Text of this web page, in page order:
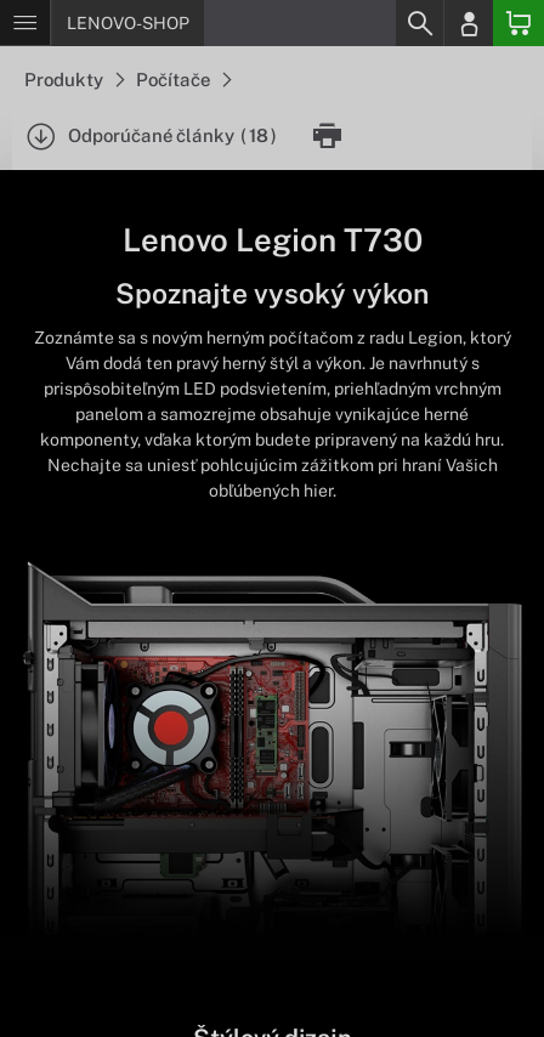
LENOVO-SHOP
Produkty Počítače
Odporúčané články (18)
Lenovo Legion T730
Spoznajte vysoký výkon
Zoznámte sa s novým herným počítačom z radu Legion, ktorý
Vám dodá ten pravý herný štýl a výkon. Je navrhnutý s
prispôsobiteľným LED podsvietením, priehľadným vrchným
panelom a samozrejme obsahuje vynikajúce herné
komponenty, vďaka ktorým budete pripravený na každú hru.
Nechajte sa uniesť pohlcujúcim zážitkom pri hraní Vašich
obľúbených hier.